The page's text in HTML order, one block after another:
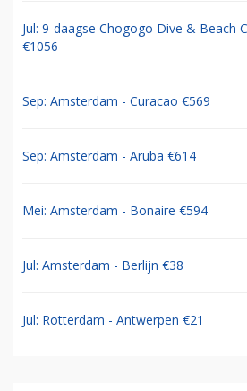
Jul: 9-daagse Chogogo Dive & Beach
€1056
Sep: Amsterdam - Curacao €569
Sep: Amsterdam - Aruba €614
Mei: Amsterdam - Bonaire €594
Jul: Amsterdam - Berlijn €38
Jul: Rotterdam - Antwerpen €21